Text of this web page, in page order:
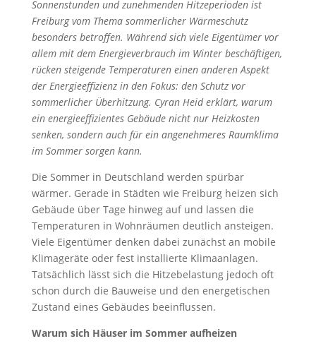
Sonnenstunden und zunehmenden Hitzeperioden ist
Freiburg vom Thema sommerlicher Wärmeschutz
besonders betroffen. Während sich viele Eigentümer vor
allem mit dem Energieverbrauch im Winter beschäftigen,
rücken steigende Temperaturen einen anderen Aspekt
der Energieeffizienz in den Fokus: den Schutz vor
sommerlicher Überhitzung. Cyran Heid erklärt, warum
ein energieeffizientes Gebäude nicht nur Heizkosten
senken, sondern auch für ein angenehmeres Raumklima
im Sommer sorgen kann.
Die Sommer in Deutschland werden spürbar
wärmer. Gerade in Städten wie Freiburg heizen sich
Gebäude über Tage hinweg auf und lassen die
Temperaturen in Wohnräumen deutlich ansteigen.
Viele Eigentümer denken dabei zunächst an mobile
Klimageräte oder fest installierte Klimaanlagen.
Tatsächlich lässt sich die Hitzebelastung jedoch oft
schon durch die Bauweise und den energetischen
Zustand eines Gebäudes beeinflussen.
Warum sich Häuser im Sommer aufheizen